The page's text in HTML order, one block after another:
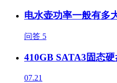
电水壶功率一般有多
问答 5
410GB SATA3固态
07.21